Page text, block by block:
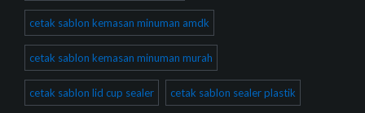
cetak sablon kemasan minuman amdk
cetak sablon kemasan minuman murah
cetak sablon lid cup sealer cetak sablon sealer plastik